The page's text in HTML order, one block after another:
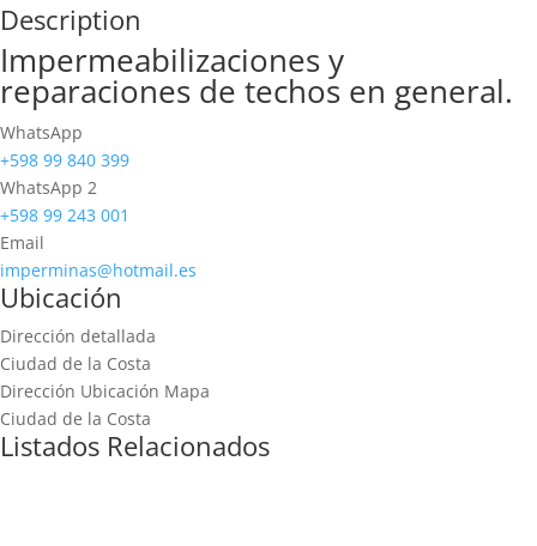
Description
Impermeabilizaciones y
reparaciones de techos en general.
WhatsApp
+598 99 840 399
WhatsApp 2
+598 99 243 001
Email
imperminas@hotmail.es
Ubicación
Dirección detallada
Ciudad de la Costa
Dirección Ubicación Mapa
Ciudad de la Costa
Listados Relacionados